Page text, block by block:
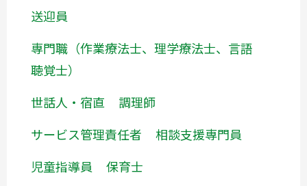
送迎員
専門職（作業療法士、理学療法士、言語
聴覚士）
世話人・宿直
調理師
サービス管理責任者
相談支援専門員
児童指導員
保育士